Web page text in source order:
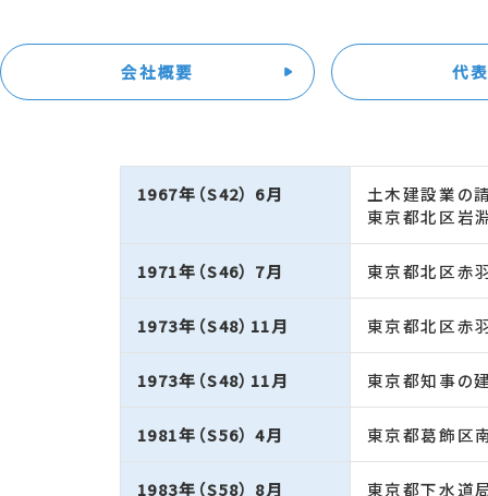
会社概要 代
1967年（S42） 6月
土木建設業の
東京都北区岩
1971年（S46） 7月 東京都北区赤
1973年（S48）11月 東京都北区赤
1973年（S48）11月 東京都知事の
1981年（S56） 4月 東京都葛飾区
1983年（S58） 8月 東京都下水道